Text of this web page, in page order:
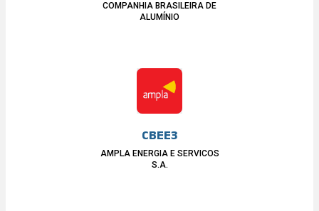
COMPANHIA BRASILEIRA DE
ALUMÍNIO
CBEE3
AMPLA ENERGIA E SERVICOS
S.A.